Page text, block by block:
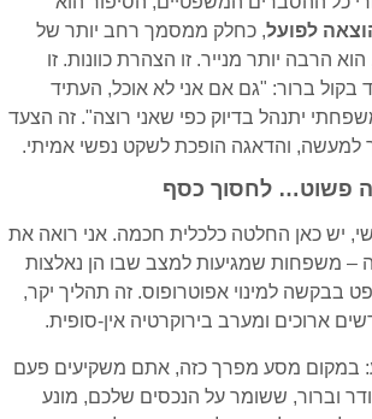
לפועל, כחלק ממסמך רחב יותר של
הרבה יותר מנייר. זו הצהרת כוונות. זו
בקול ברור: "גם אם אני לא אוכל, העתיד
יתנהל בדיוק כפי שאני רוצה". זה הצעד
למעשה, והדאגה הופכת לשקט נפשי אמיתי.
פשוט… לחסוך כסף
יש כאן החלטה כלכלית חכמה. אני רואה את
– משפחות שמגיעות למצב שבו הן נאלצות
בבקשה למינוי אפוטרופוס. זה תהליך יקר,
ארוכים ומערב בירוקרטיה אין-סופית.
במקום מסע מפרך כזה, אתם משקיעים פעם
וברור, ששומר על הנכסים שלכם, מונע